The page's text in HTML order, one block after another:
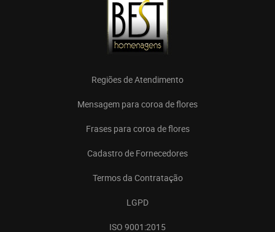
Regiões de Atendimento
Mensagem para coroa de flores
Frases para coroa de flores
Cadastro de Fornecedores
Termos da Contratação
LGPD
ISO 9001:2015